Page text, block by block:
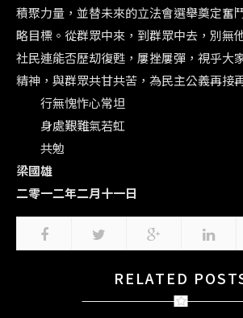
積聚力量，並替未來的立法會選舉奠定奮
略目標。從群眾中來，到群眾中去，別無
社民連能否歷刧復甦，屢挫屢彈，視乎大
精神，與群眾共甘共苦，為民主公義再接
行無愧怍心常坦
身處艱難氣若虹
共勉
梁國雄
二零一二年二月十一日
RELATED